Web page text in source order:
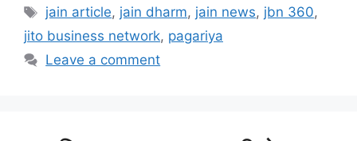
Tags
jain article, jain dharm, jain news, jbn 360,
jito business network, pagariya
Leave a comment